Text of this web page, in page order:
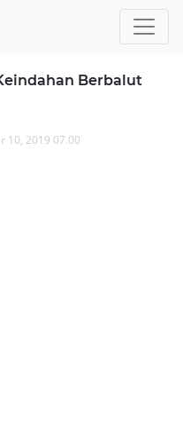
Berbalut
10, 2019 07.00